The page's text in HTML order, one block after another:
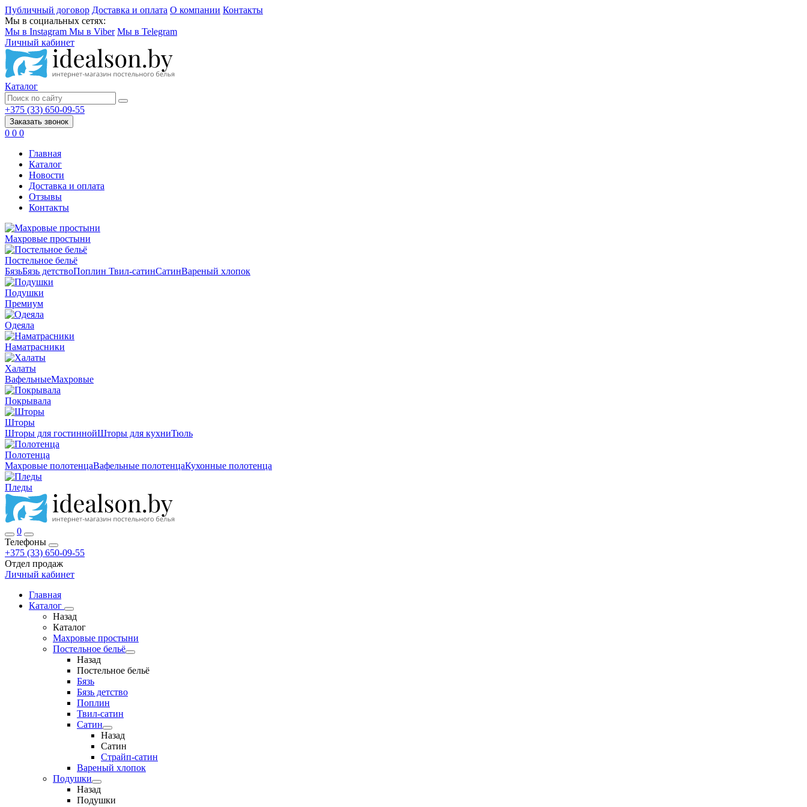
Публичный договор Доставка и оплата О компании Контакты
Мы в социальных сетях:
Мы в Instagram Мы в Viber Мы в Telegram
Личный кабинет
Каталог
+375 (33) 650-09-55
Заказать звонок
0 0 0
Главная
Каталог
Новости
Доставка и оплата
Отзывы
Контакты
Махровые простыни
Постельное бельё
БязьБязь детствоПоплин Твил-сатинСатинВареный хлопок
Подушки
Премиум
Одеяла
Наматрасники
Халаты
ВафельныеМахровые
Покрывала
Шторы
Шторы для гостиннойШторы для кухниТюль
Полотенца
Махровые полотенцаВафельные полотенцаКухонные полотенца
Пледы
0
Телефоны
+375 (33) 650-09-55
Отдел продаж
Личный кабинет
Главная
Каталог
Назад
Каталог
Махровые простыни
Постельное бельё
Назад
Постельное бельё
Бязь
Бязь детство
Поплин
Твил-сатин
Сатин
Назад
Сатин
Страйп-сатин
Вареный хлопок
Подушки
Назад
Подушки